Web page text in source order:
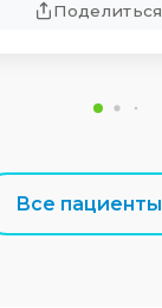
Поделиться
Все пациенты